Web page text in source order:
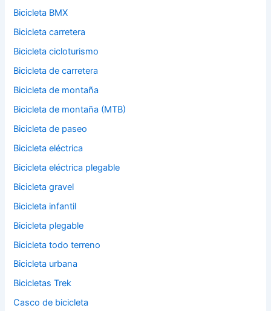
Bicicleta BMX
Bicicleta carretera
Bicicleta cicloturismo
Bicicleta de carretera
Bicicleta de montaña
Bicicleta de montaña (MTB)
Bicicleta de paseo
Bicicleta eléctrica
Bicicleta eléctrica plegable
Bicicleta gravel
Bicicleta infantil
Bicicleta plegable
Bicicleta todo terreno
Bicicleta urbana
Bicicletas Trek
Casco de bicicleta